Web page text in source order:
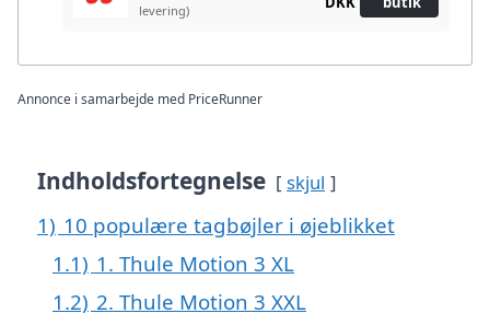
levering)
Annonce i samarbejde med PriceRunner
Indholdsfortegnelse skjul
1) 10 populære tagbøjler i øjeblikket
1.1) 1. Thule Motion 3 XL
1.2) 2. Thule Motion 3 XXL